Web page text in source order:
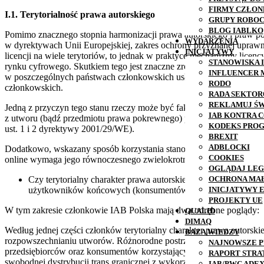
FIRMY
GRUPY
BLOG IABLKO
WYDARZENIA
INICJATYWY
STANOWISKA
INFLUENCER
RODO
RADA
REKLAMUJ
IAB KONTRA
KODEKS
BREXIT
ADBLOCKI
COOKIES
OGLĄDAJ
OCHRONA
INICJATYWY
PROJEKTY UE
QUALID
DIMAQ
BAZA WIEDZY
NAJNOWSZE
RAPORT
I.1. Terytorialność prawa autorskiego
Pomimo znacznego stopnia harmonizacji prawa autorskiego i praw
w dyrektywach Unii Europejskiej, zakres ochrony przyznanej
licencji na wiele terytoriów, to jednak w praktyce mechanizmy
rynku cyfrowego. Skutkiem tego jest znaczne zróżnicowanie
w poszczególnych państwach członkowskich usług
członkowskich.
Jedną z przyczyn tego stanu rzeczy może być fakt, iż przepisy
z utworu (bądź przedmiotu prawa pokrewnego) polegającego na
ust. 1 i 2 dyrektywy 2001/29/WE).
Dodatkowo, wskazany sposób korzystania stanowi odrębne pole
online wymaga jego równoczesnego zwielokrotnienia, co oznacza
Czy terytorialny charakter prawa autorskiego stanowi
użytkowników końcowych (konsumentów)?
W tym zakresie członkowie IAB Polska mają dwa odrębne poglądy:
Według jednej części członków terytorialny charakter prawa
rozpowszechnianiu utworów. Różnorodne postrzeganie w
przedsiębiorców oraz konsumentów korzystających z nielegalnie
swobodnej dystrybucji trans granicznej z wykorzystaniem sieci